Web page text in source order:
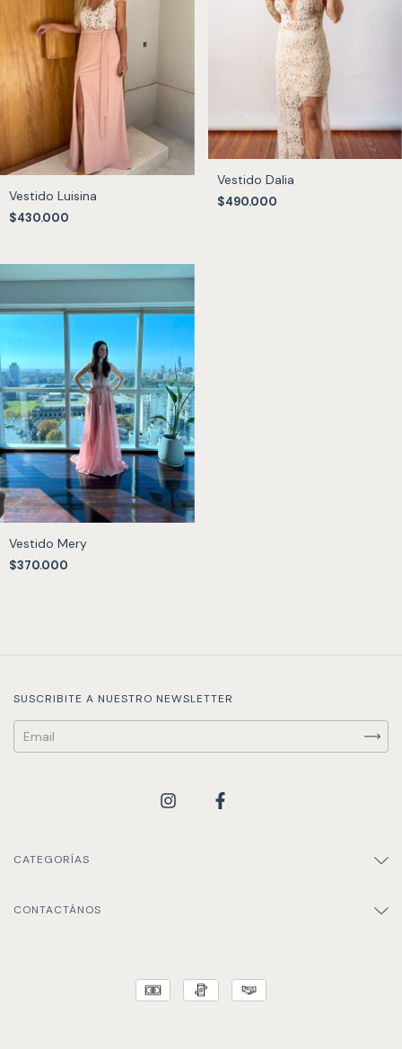
Vestido Luisina
$430.000
Vestido Dalia
$490.000
Vestido Mery
$370.000
SUSCRIBITE A NUESTRO NEWSLETTER
CATEGORÍAS
CONTACTÁNOS